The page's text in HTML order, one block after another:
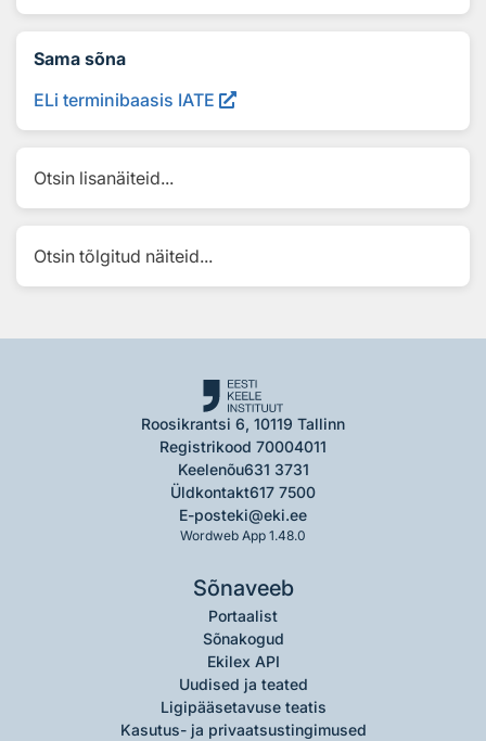
Sama sõna
ELi terminibaasis IATE
Otsin lisanäiteid...
Otsin tõlgitud näiteid...
Roosikrantsi 6, 10119 Tallinn
Registrikood 70004011
Keelenõu631 3731
Üldkontakt617 7500
E-posteki@eki.ee
Wordweb App 1.48.0
Sõnaveeb
Portaalist
Sõnakogud
Ekilex API
Uudised ja teated
Ligipääsetavuse teatis
Kasutus- ja privaatsustingimused